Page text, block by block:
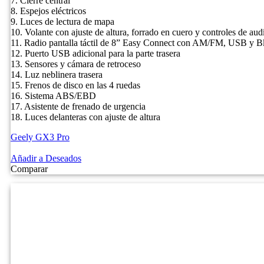
8. Espejos eléctricos
9. Luces de lectura de mapa
10. Volante con ajuste de altura, forrado en cuero y controles de
11. Radio pantalla táctil de 8” Easy Connect con AM/FM, USB y
12. Puerto USB adicional para la parte trasera
13. Sensores y cámara de retroceso
14. Luz neblinera trasera
15. Frenos de disco en las 4 ruedas
16. Sistema ABS/EBD
17. Asistente de frenado de urgencia
18. Luces delanteras con ajuste de altura
Geely GX3 Pro
Añadir a Deseados
Comparar